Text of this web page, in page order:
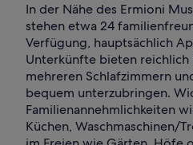
In der Nähe des Ermioni
stehen etwa 24
Verfügung, hauptsächlich
Unterkünfte bieten reichlich
mehreren Schlafzimmern
bequem unterzubringen.
Familienannehmlichkeiten
Küchen, Waschmaschinen/